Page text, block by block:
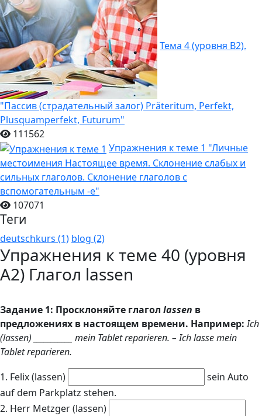
Тема 4 (уровня B2).
"Пассив (страдательный залог) Präteritum, Perfekt,
Plusquamperfekt, Futurum"
111562
Упражнения к теме 1 "Личные
местоимения Настоящее время. Склонение слабых и
сильных глаголов. Склонение глаголов с
вспомогательным -е"
107071
Теги
deutschkurs (1) blog (2)
Упражнения к теме 40 (уровня
А2) Глагол lassen
Задание 1: Просклоняйте глагол lassen в
предложениях в настоящем времени. Например:Ich
(lassen) ___________ mein Tablet reparieren. – Ich lasse mein
Tablet reparieren.
1. Felix (lassen)
sein Auto
auf dem Parkplatz stehen.
2. Herr Metzger (lassen)